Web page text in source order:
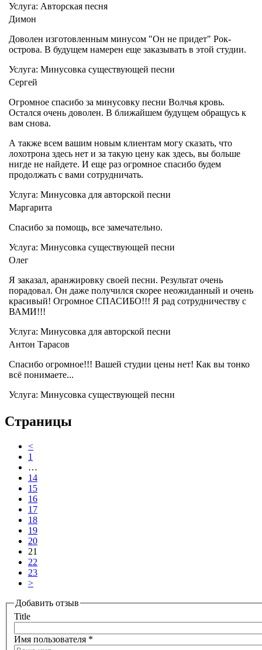
Услуга: Авторская песня
Димон
Доволен изготовленным минусом "Он не придет" Рок-
острова. В будущем намерен еще заказывать в этой студии.
Услуга: Минусовка существующей песни
Сергей
Огромное спасибо за минусовку песни Волчья кровь.
Остался очень доволен. В ближайшем будущем обращусь к
вам снова.
А также всем вашим новым клиентам могу сказать, что
лохотрона здесь нет и за такую цену как здесь, вы больше
нигде не найдете. И еще раз огромное спасибо будем
продолжать с вами сотрудничать.
Услуга: Минусовка для авторской песни
Маргарита
Спасибо за помощь, все замечательно.
Услуга: Минусовка существующей песни
Олег
Я заказал, аранжировку своей песни. Результат очень
порадовал. Он даже получился скорее неожиданный и очень
красивый! Огромное СПАСИБО!!! Я рад сотрудничеству с
ВАМИ!!!
Услуга: Минусовка для авторской песни
Антон Тарасов
Спасибо огромное!!! Вашей студии цены нет! Как вы тонко
всё понимаете...
Услуга: Минусовка существующей песни
Страницы
<
1
…
14
15
16
17
18
19
20
21
22
23
>
Добавить отзыв
Title
Имя пользователя *